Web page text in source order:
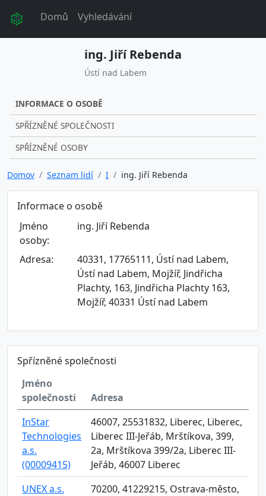
Domů Vyhledávání
ing. Jiří Rebenda
Ústí nad Labem
INFORMACE O OSOBĚ
SPŘÍZNĚNÉ SPOLEČNOSTI
SPŘÍZNĚNÉ OSOBY
Domov Seznam lidí I ing. Jiří Rebenda
Informace o osobě
Jméno
osoby:
ing. Jiří Rebenda
Adresa:
40331, 17765111, Ústí nad Labem,
Ústí nad Labem, Mojžíř, Jindřicha
Plachty, 163, Jindřicha Plachty 163,
Mojžíř, 40331 Ústí nad Labem
Spřízněné společnosti
Jméno
společnosti
Adresa
InStar
Technologies
a.s.
(00009415)
46007, 25531832, Liberec, Liberec,
Liberec III-Jeřáb, Mrštíkova, 399,
2a, Mrštíkova 399/2a, Liberec III-
Jeřáb, 46007 Liberec
UNEX a.s.
70200, 41229215, Ostrava-město,